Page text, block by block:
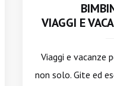
VIAGGI E
Viaggi e vacanze
non solo. Gite ed